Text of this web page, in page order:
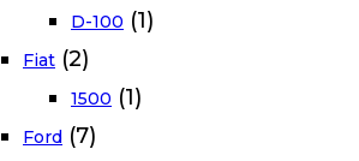
D-100 (1)
Fiat (2)
1500 (1)
Ford (7)